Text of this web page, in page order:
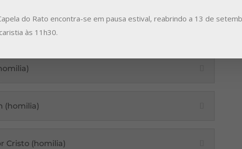
de todos nós
(homilia)
Cristo (homilia)
do Rato encontra-se em pausa estival, reabrindo a 13 de
às 11h30.